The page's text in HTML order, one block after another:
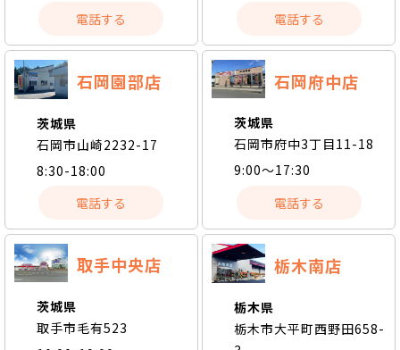
電話する
電話する
石岡園部店
茨城県
石岡市山崎2232-17
8:30-18:00
電話する
石岡府中店
茨城県
石岡市府中3丁目11-18
9:00～17:30
電話する
取手中央店
茨城県
取手市毛有523
栃木南店
栃木県
栃木市大平町西野田658-